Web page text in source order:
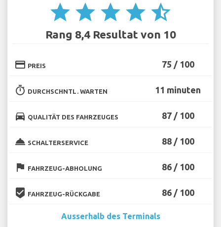
star star star star star_half
Rang 8,4 Resultat von 10
credit_card PREIS 75 / 100
timer DURCHSCHNTL. WARTEN 11 minuten
directions_car QUALITÄT DES FAHRZEUGES 87 / 100
room_service SCHALTERSERVICE 88 / 100
flag FAHRZEUG-ABHOLUNG 86 / 100
beenhere FAHRZEUG-RÜCKGABE 86 / 100
Ausserhalb des Terminals